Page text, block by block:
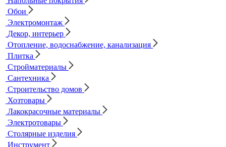
Обои
Электромонтаж
Декор, интерьер
Отопление, водоснабжение, канализация
Плитка
Стройматериалы
Сантехника
Строительство домов
Хозтовары
Лакокрасочные материалы
Электротовары
Столярные изделия
Инструмент